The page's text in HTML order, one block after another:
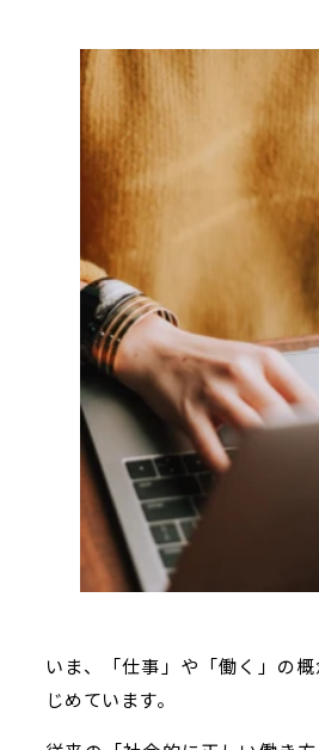
いま、「仕事」や「働く」の
じめています。